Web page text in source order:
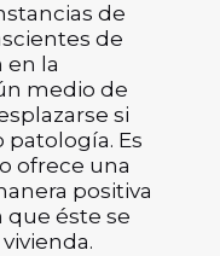
de
de
en la
medio de
si
Es
ofrece una
positiva
que éste se